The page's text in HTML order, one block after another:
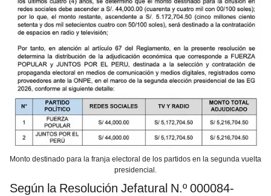
Monto destinado para la franja electoral de los partidos en la segunda vuelta
presidencial.
Según la Resolución Jefatural N.º 000084-